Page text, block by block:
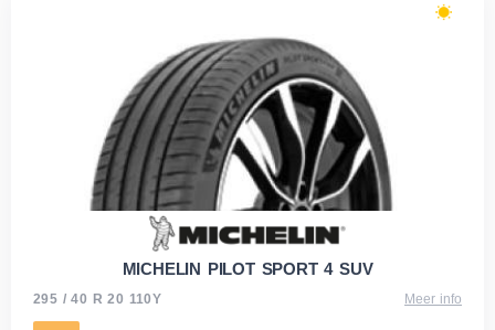
MICHELIN PILOT SPORT 4 SUV
295 / 40 R 20 110Y Meer info